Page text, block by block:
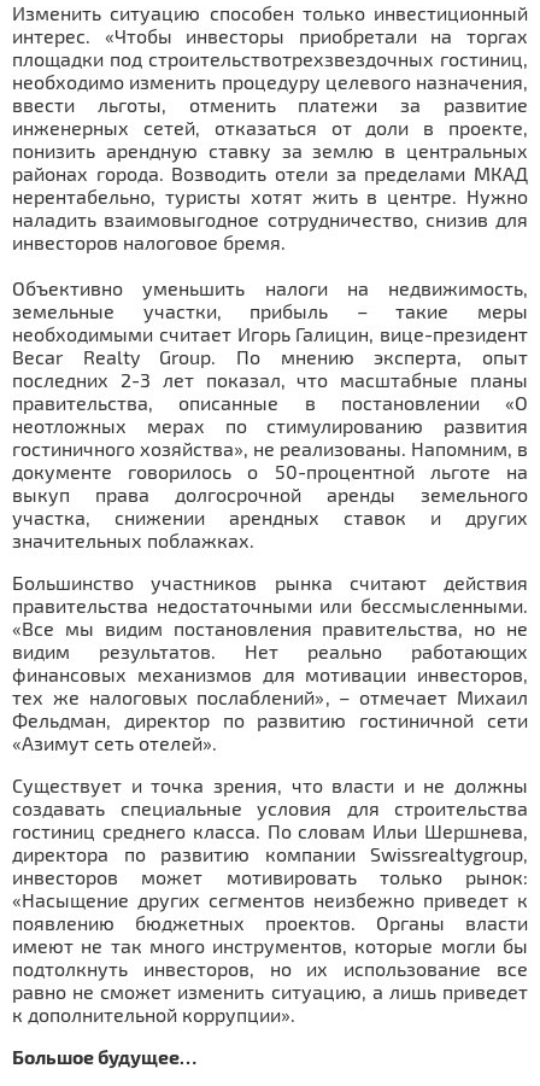
Изменить ситуацию способен только инвестиционный
интерес. «Чтобы инвесторы приобретали на торгах
площадки под строительствотрехзвездочных гостиниц,
необходимо изменить процедуру целевого назначения,
ввести льготы, отменить платежи за развитие
инженерных сетей, отказаться от доли в проекте,
понизить арендную ставку за землю в центральных
районах города. Возводить отели за пределами МКАД
нерентабельно, туристы хотят жить в центре. Нужно
наладить взаимовыгодное сотрудничество, снизив для
инвесторов налоговое бремя.
Объективно уменьшить налоги на недвижимость,
земельные участки, прибыль – такие меры
необходимыми считает Игорь Галицин, вице-президент
Becar Realty Group. По мнению эксперта, опыт
последних 2-3 лет показал, что масштабные планы
правительства, описанные в постановлении «О
неотложных мерах по стимулированию развития
гостиничного хозяйства», не реализованы. Напомним, в
документе говорилось о 50-процентной льготе на
выкуп права долгосрочной аренды земельного
участка, снижении арендных ставок и других
значительных поблажках.
Большинство участников рынка считают действия
правительства недостаточными или бессмысленными.
«Все мы видим постановления правительства, но не
видим результатов. Нет реально работающих
финансовых механизмов для мотивации инвесторов,
тех же налоговых послаблений», – отмечает Михаил
Фельдман, директор по развитию гостиничной сети
«Азимут сеть отелей».
Существует и точка зрения, что власти и не должны
создавать специальные условия для строительства
гостиниц среднего класса. По словам Ильи Шершнева,
директора по развитию компании Swissrealtygroup,
инвесторов может мотивировать только рынок:
«Насыщение других сегментов неизбежно приведет к
появлению бюджетных проектов. Органы власти
имеют не так много инструментов, которые могли бы
подтолкнуть инвесторов, но их использование все
равно не сможет изменить ситуацию, а лишь приведет
к дополнительной коррупции».
Большое будущее…